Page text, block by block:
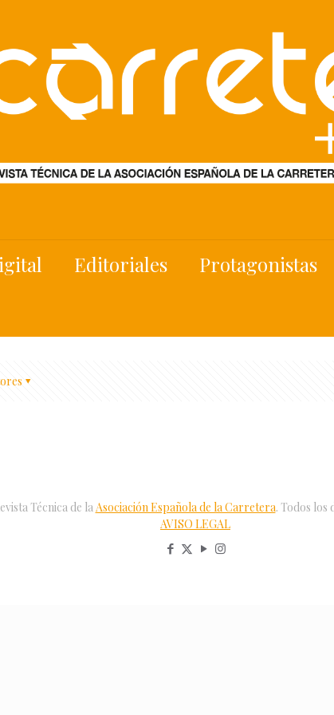
Editoriales Protagonistas
Técnica de laAsociación Española de la Carretera. Todos los
AVISO LEGAL